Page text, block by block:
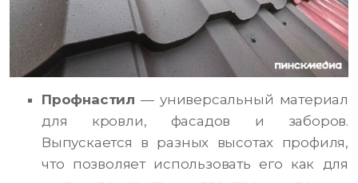
Профнастил — универсальный материал
для кровли, фасадов и заборов.
Выпускается в разных высотах профиля,
что позволяет использовать его как для